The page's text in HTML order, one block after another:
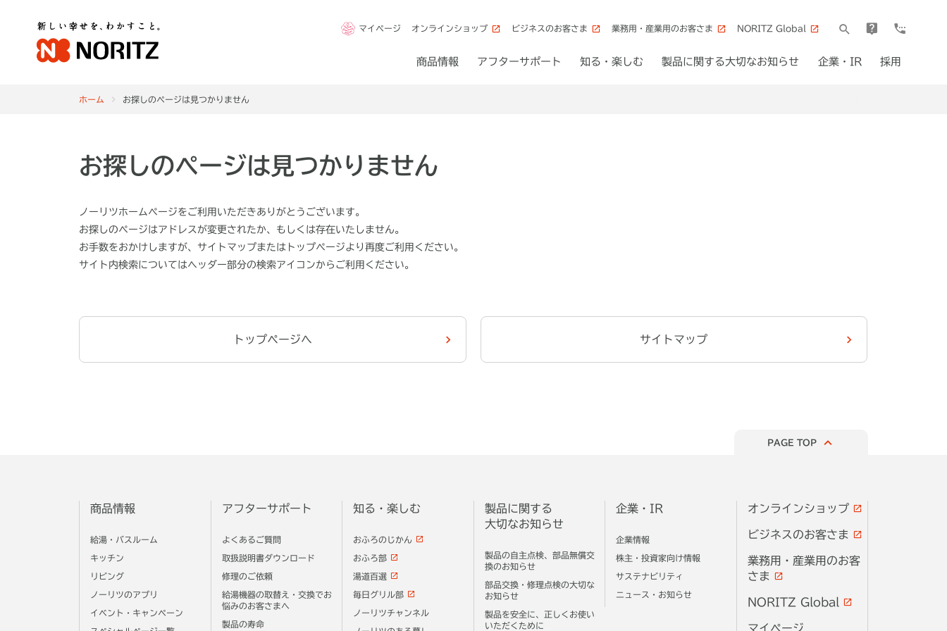
マイページ オンラインショップ ビジネスのお客さま 業務用・産業用のお客さま NORITZ Global
商品情報 アフターサポート 知る・楽しむ 製品に関する大切なお知らせ 企業・IR 採用
ホーム お探しのページは見つかりません
お探しのページは見つかりません
ノーリツホームページをご利用いただきありがとうございます。
お探しのページはアドレスが変更されたか、もしくは存在いたしません。
お手数をおかけしますが、サイトマップまたはトップページより再度ご利用ください。
サイト内検索についてはヘッダー部分の検索アイコンからご利用ください。
トップページへ サイトマップ
PAGE TOP
商品情報
給湯・バスルーム
キッチン
リビング
ノーリツのアプリ
イベント・キャンペーン
アフターサポート
よくあるご質問
取扱説明書ダウンロード
修理のご依頼
給湯機器の取替え・交換でお
悩みのお客さまへ
製品の寿命
知る・楽しむ
おふろのじかん
おふろ部
湯道百選
毎日グリル部
ノーリツチャンネル
製品に関する
大切なお知らせ
製品の自主点検、部品無償交
換のお知らせ
部品交換・修理点検の大切な
お知らせ
製品を安全に、正しくお使い
いただくために
企業・IR
企業情報
株主・投資家向け情報
サステナビリティ
ニュース・お知らせ
オンラインショップ
ビジネスのお客さま
業務用・産業用のお客
さま
NORITZ Global
マイページ